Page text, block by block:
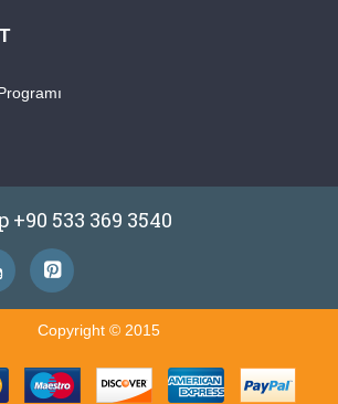
+90 533 369 3540
Copyright © 2015